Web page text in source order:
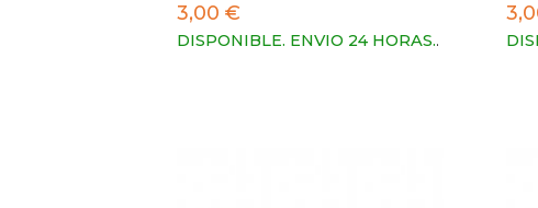
3,00 €
DISPONIBLE. ENVIO 24 HORAS..